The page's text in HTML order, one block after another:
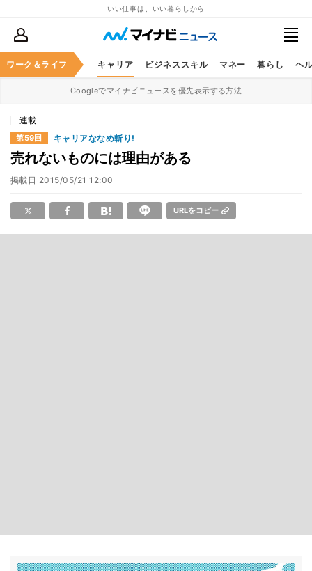
いい仕事は、いい暮らしから
ワーク＆ライフ キャリア ビジネススキル マネー 暮らし ヘ
Googleでマイナビニュースを優先表示する方法
連載
第59回 キャリアななめ斬り!
売れないものには理由がある
掲載日 2015/05/21 12:00
URLをコピー